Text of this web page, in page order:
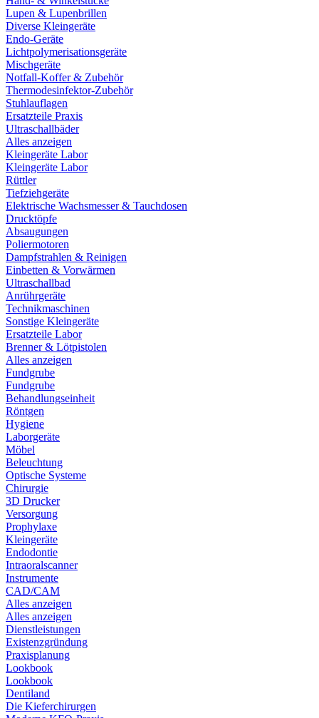
Lupen & Lupenbrillen
Diverse Kleingeräte
Endo-Geräte
Lichtpolymerisationsgeräte
Mischgeräte
Notfall-Koffer & Zubehör
Thermodesinfektor-Zubehör
Stuhlauflagen
Ersatzteile Praxis
Ultraschallbäder
Alles anzeigen
Kleingeräte Labor
Kleingeräte Labor
Rüttler
Tiefziehgeräte
Elektrische Wachsmesser & Tauchdosen
Drucktöpfe
Absaugungen
Poliermotoren
Dampfstrahlen & Reinigen
Einbetten & Vorwärmen
Ultraschallbad
Anrührgeräte
Technikmaschinen
Sonstige Kleingeräte
Ersatzteile Labor
Brenner & Lötpistolen
Alles anzeigen
Fundgrube
Fundgrube
Behandlungseinheit
Röntgen
Hygiene
Laborgeräte
Möbel
Beleuchtung
Optische Systeme
Chirurgie
3D Drucker
Versorgung
Prophylaxe
Kleingeräte
Endodontie
Intraoralscanner
Instrumente
CAD/CAM
Alles anzeigen
Alles anzeigen
Dienstleistungen
Existenzgründung
Praxisplanung
Lookbook
Lookbook
Dentiland
Die Kieferchirurgen